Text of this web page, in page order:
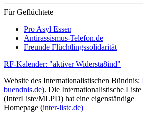
Für Geflüchtete
Pro Asyl Essen
Antirassismus-Telefon.de
Freunde Flüchtlingssolidarität
RF-Kalender: "aktiver Widersta8ind"
Website des Internationalistischen Bündnis:
buendnis.de). Die Internationalistische
(InterListe/MLPD) hat eine eigenständige
Homepage (inter-liste.de)